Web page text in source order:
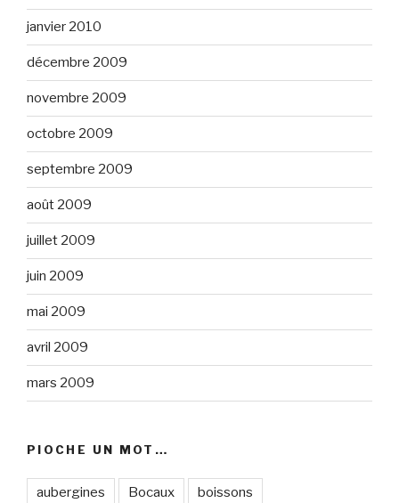
janvier 2010
décembre 2009
novembre 2009
octobre 2009
septembre 2009
août 2009
juillet 2009
juin 2009
mai 2009
avril 2009
mars 2009
PIOCHE UN MOT…
aubergines Bocaux boissons